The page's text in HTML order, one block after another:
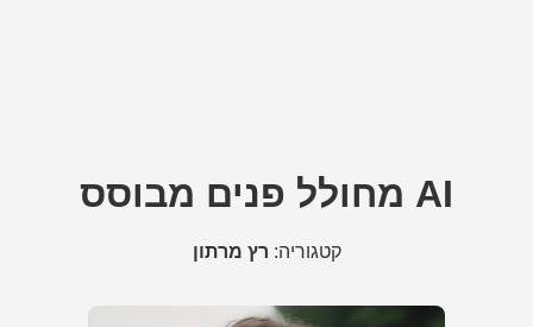
מחולל פנים מבוסס AI
קטגוריה: רץ מרתון